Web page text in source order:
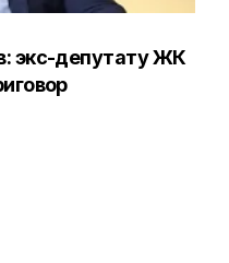
экс-депутату ЖК